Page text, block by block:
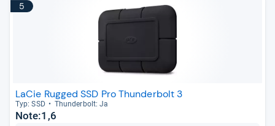
5
LaCie Rugged SSD Pro Thunderbolt 3
Typ: SSD Thun­der­bolt: Ja
Note:1,6